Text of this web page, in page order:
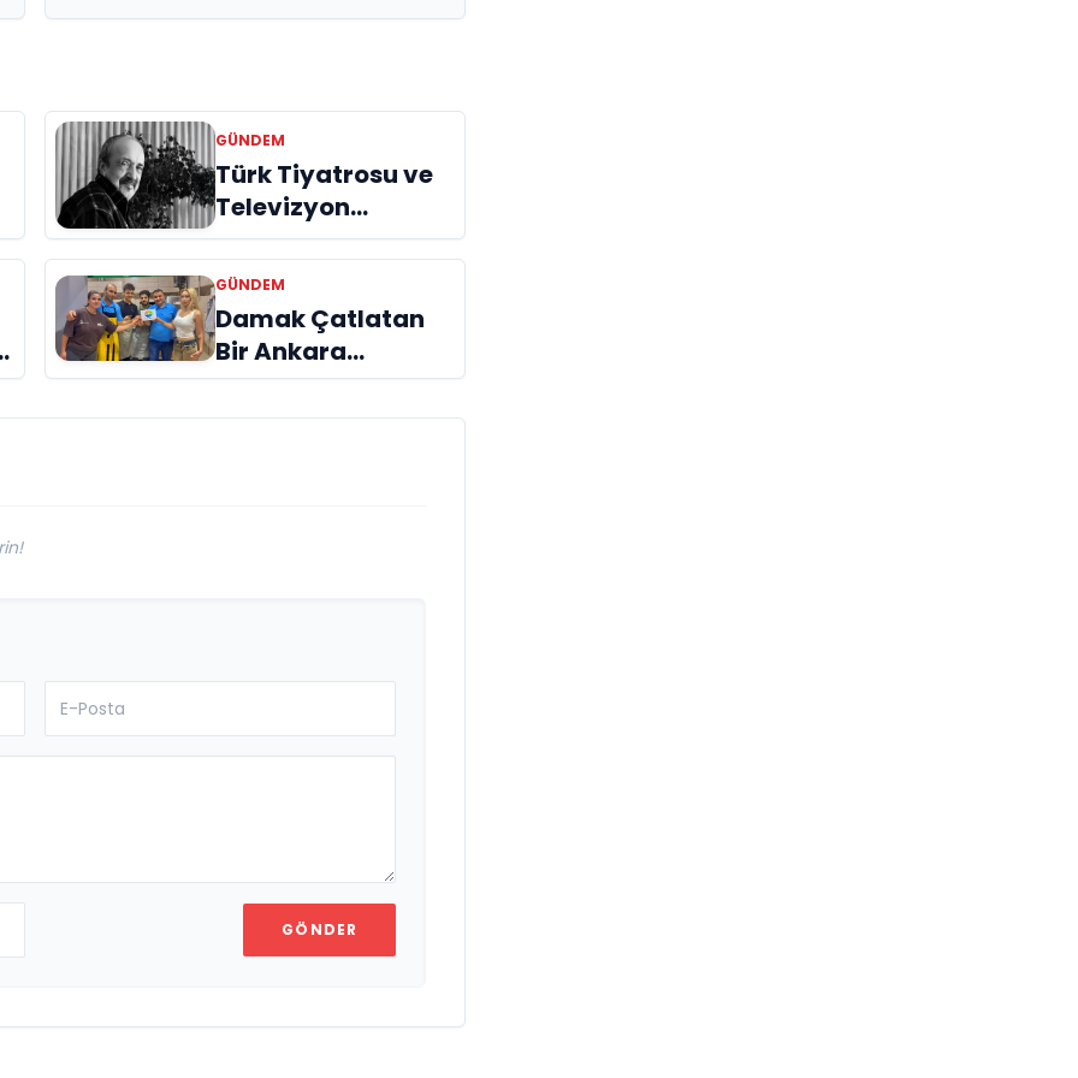
GÜNDEM
Türk Tiyatrosu ve
Televizyon
Dünyasının Usta
İsmi Can Kolukısa
Hayatını Kaybetti
GÜNDEM
Damak Çatlatan
Bir Ankara
Hikâyesi
Aydınlıkevler’in
GÖNDER